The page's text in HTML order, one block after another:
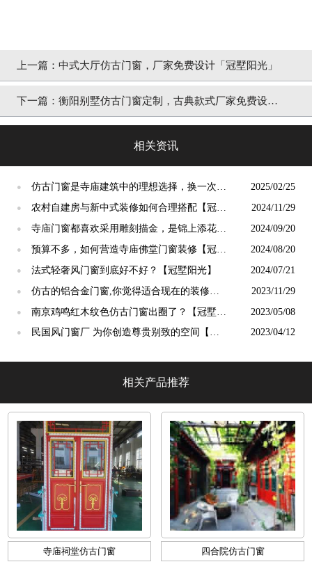
上一篇： 中式大厅仿古门窗，厂家免费设计「冠墅阳光」
下一篇： 衡阳别墅仿古门窗定制，古典款式厂家免费设计
相关资讯
●
仿古门窗是寺庙建筑中的理想选择，换一次用
终生【冠墅阳光】
2025/02/25
●
农村自建房与新中式装修如何合理搭配【冠墅
阳光】
2024/11/29
●
寺庙门窗都喜欢采用雕刻描金，是锦上添花
吗？【冠墅阳光】
2024/09/20
●
预算不多，如何营造寺庙佛堂门窗装修【冠墅
阳光】
2024/08/20
● 法式轻奢风门窗到底好不好？【冠墅阳光】 2024/07/21
●
仿古的铝合金门窗,你觉得适合现在的装修吗?
【冠墅阳光】
2023/11/29
●
南京鸡鸣红木纹色仿古门窗出圈了？【冠墅阳
光】
2023/05/08
●
民国风门窗厂 为你创造尊贵别致的空间【冠
2023/04/12
相关产品推荐
寺庙祠堂仿古门窗 四合院仿古门窗